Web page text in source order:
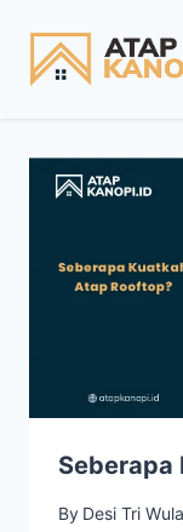
Seberapa
By Desi Tri